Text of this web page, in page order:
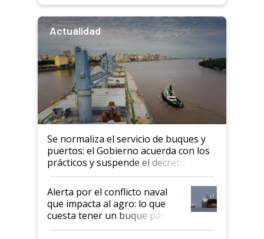
Actualidad
Se normaliza el servicio de buques y
puertos: el Gobierno acuerda con los
prácticos y suspende el decreto de
desregulación
Alerta por el conflicto naval
que impacta al agro: lo que
cuesta tener un buque parado
y el peligro de que Argentina